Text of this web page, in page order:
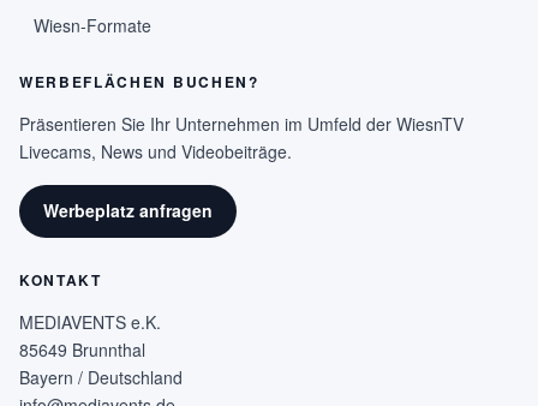
Wiesn-Formate
WERBEFLÄCHEN BUCHEN?
Präsentieren Sie Ihr Unternehmen im Umfeld der WiesnTV
Livecams, News und Videobeiträge.
Werbeplatz anfragen
KONTAKT
MEDIAVENTS e.K.
85649 Brunnthal
Bayern / Deutschland